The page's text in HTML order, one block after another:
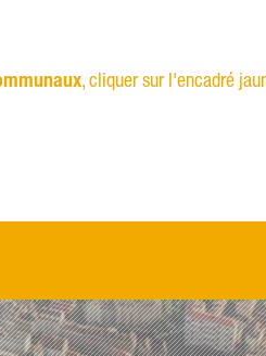
, cliquer sur l'encadré